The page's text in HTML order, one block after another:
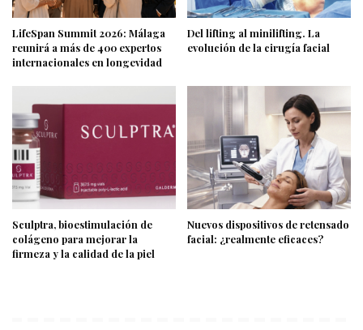
LifeSpan Summit 2026: Málaga
reunirá a más de 400 expertos
internacionales en longevidad
Del lifting al minilifting. La
evolución de la cirugía facial
Sculptra, bioestimulación de
colágeno para mejorar la
firmeza y la calidad de la piel
Nuevos dispositivos de retensado
facial: ¿realmente eficaces?